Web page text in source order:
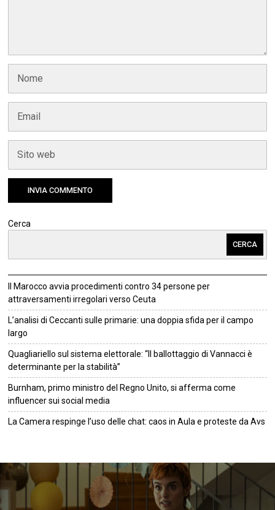
Cerca
CERCA
Il Marocco avvia procedimenti contro 34 persone per
attraversamenti irregolari verso Ceuta
L’analisi di Ceccanti sulle primarie: una doppia sfida per il campo
largo
Quagliariello sul sistema elettorale: “Il ballottaggio di Vannacci è
determinante per la stabilità”
Burnham, primo ministro del Regno Unito, si afferma come
influencer sui social media
La Camera respinge l’uso delle chat: caos in Aula e proteste da Avs